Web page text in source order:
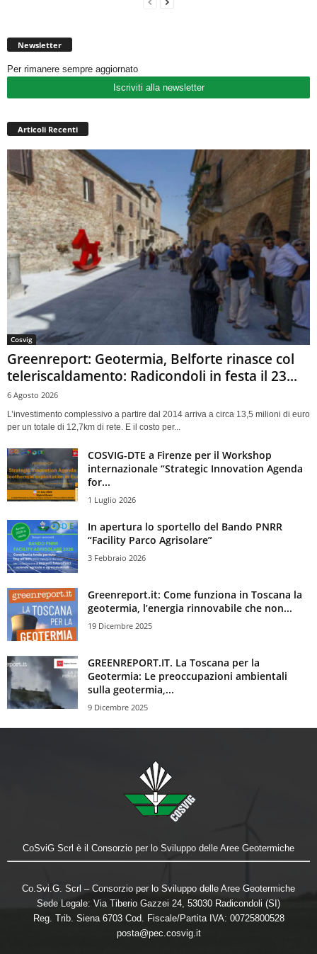
Newsletter
Per rimanere sempre aggiornato
Iscriviti alla newsletter
Articoli Recenti
Cosvig
Greenreport: Geotermia, Belforte rinasce col
teleriscaldamento: Radicondoli in festa il 23...
6 Agosto 2026
L’investimento complessivo a partire dal 2014 arriva a circa 13,5 milioni di euro
per un totale di 12,7km di rete. E il costo per...
COSVIG-DTE a Firenze per il Workshop
internazionale “Strategic Innovation Agenda
for...
1 Luglio 2026
In apertura lo sportello del Bando PNRR
“Facility Parco Agrisolare”
3 Febbraio 2026
Greenreport.it: Come funziona in Toscana la
geotermia, l’energia rinnovabile che non...
19 Dicembre 2025
GREENREPORT.IT. La Toscana per la
Geotermia: Le preoccupazioni ambientali
sulla geotermia,...
9 Dicembre 2025
CoSviG Scrl è il Consorzio per lo Sviluppo delle Aree Geotermiche
Co.Svi.G. Scrl – Consorzio per lo Sviluppo delle Aree Geotermiche
Sede Legale: Via Tiberio Gazzei 24, 53030 Radicondoli (SI)
Reg. Trib. Siena 6703 Cod. Fiscale/Partita IVA: 00725800528
posta@pec.cosvig.it